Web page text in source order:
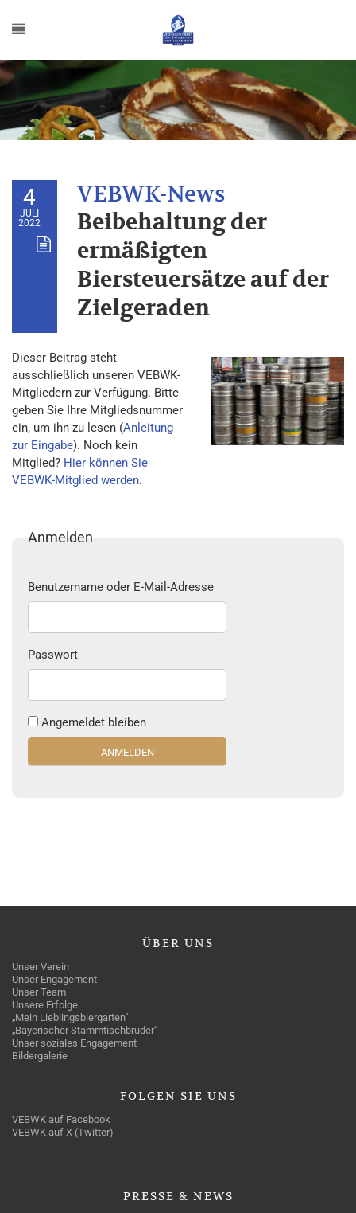
4
JULI
2022
Beibehaltung der
ermäßigten
Biersteuersätze auf der
Zielgeraden
Dieser Beitrag steht
ausschließlich unseren VEBWK-
Mitgliedern zur Verfügung. Bitte
geben Sie Ihre Mitgliedsnummer
ein, um ihn zu lesen (Anleitung
zur Eingabe). Noch kein
Mitglied? Hier können Sie
VEBWK-Mitglied werden.
Anmelden
Benutzername oder E-Mail-Adresse
Passwort
Angemeldet bleiben
ÜBER UNS
Unser Verein
Unser Engagement
Unser Team
Unsere Erfolge
„Mein Lieblingsbiergarten“
„Bayerischer Stammtischbruder“
Unser soziales Engagement
Bildergalerie
FOLGEN SIE UNS
VEBWK auf Facebook
VEBWK auf X (Twitter)
PRESSE & NEWS